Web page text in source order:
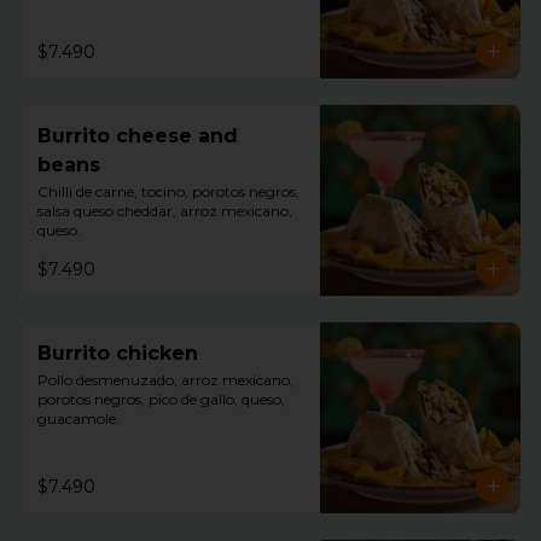
$7.490
Burrito cheese and
beans
Chilli de carne, tocino, porotos negros,
salsa queso cheddar, arroz mexicano,
queso.
$7.490
Burrito chicken
Pollo desmenuzado, arroz mexicano,
porotos negros, pico de gallo, queso,
guacamole.
$7.490